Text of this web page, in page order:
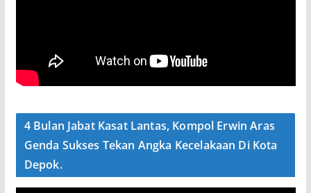
4 Bulan Jabat Kasat Lantas, Kompol Erwin Aras
Genda Sukses Tekan Angka Kecelakaan Di Kota
Depok.